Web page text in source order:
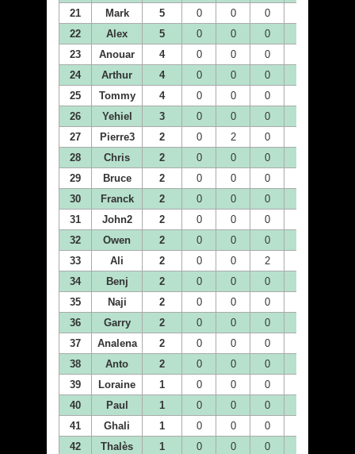
21
Mark 5 0 0 0
22
Alex 5 0 0 0
23
Anouar 4 0 0 0
24
Arthur 4 0 0 0
25
Tommy 4 0 0 0
26
Yehiel 3 0 0 0
27
Pierre3 2 0 2 0
28
Chris 2 0 0 0
29
Bruce 2 0 0 0
30
Franck 2 0 0 0
31
John2 2 0 0 0
32
Owen 2 0 0 0
33
Ali 2 0 0 2
34
Benj 2 0 0 0
35
Naji 2 0 0 0
36
Garry 2 0 0 0
37
Analena 2 0 0 0
38
Anto 2 0 0 0
39
Loraine 1 0 0 0
40
Paul 1 0 0 0
41
Ghali 1 0 0 0
42
Thalès 1 0 0 0